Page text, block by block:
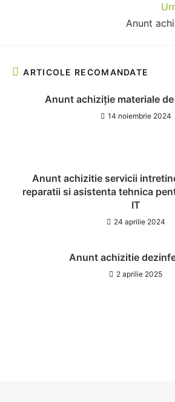
Anunt
ARTICOLE RECOMANDATE
Anunt achiziție materiale
14 noiembrie 2024
Anunt achizitie servicii
reparatii si asistenta tehnica
IT
24 aprilie 2024
Anunt achizitie
2 aprilie 2025